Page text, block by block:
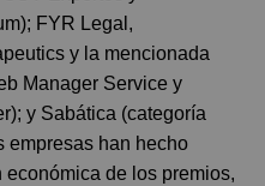
FYR Legal,
y la mencionada
Manager Service y
y Sabática (categoría
empresas han hecho
de los premios,